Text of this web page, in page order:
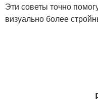
Эти советы точно
визуально более